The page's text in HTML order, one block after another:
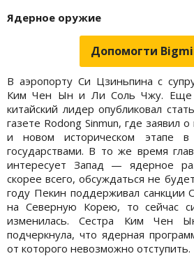
Ядерное оружие
Допомогти
В аэропорту Си Цзиньпина с
Ким Чен Ын и Ли Соль Чжу. Еще
китайский лидер опубликовал
газете Rodong Sinmun, где заявил
и новом историческом этапе
государствами. В то же время
интересует Запад — ядерное
скорее всего, обсуждаться не
году Пекин поддерживал
на Северную Корею, то сейчас
изменилась. Сестра Ким Чен
подчеркнула, что ядерная
от которого невозможно отступить.